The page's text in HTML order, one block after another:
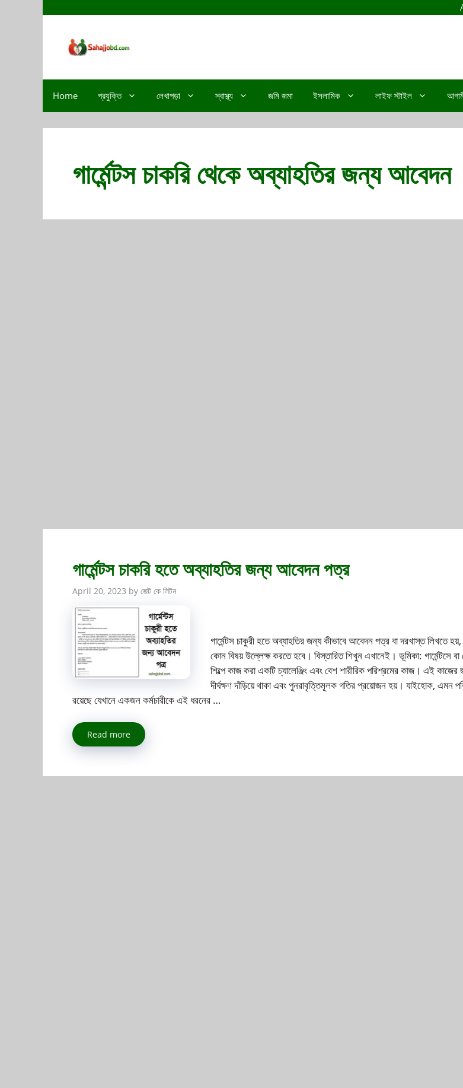
Home প্রযুক্তি লেখাপড়া স্বাস্থ্য জমি জমা ইসলামিক লাইফ স্টাইল
গার্মেন্টস চাকরি থেকে অব্যাহতির জন্য আবেদন
গার্মেন্টস চাকরি হতে অব্যাহতির জন্য আবেদন পত্র
April 20, 2023 by জেট কে লিটন
গার্মেন্টস চাকুরী হতে অব্যাহতির জন্য কীভাবে আবেদন পত্র বা দরখাস্ত লিখতে
কোন বিষয় উল্লেক্ষ করতে হবে। বিস্তারিত শিখুন এখানেই। ভূমিকা: গার্মেন্টসে
শিল্পে কাজ করা একটি চ্যালেঞ্জিং এবং বেশ শারীরিক পরিশ্রমের কাজ। এই
দীর্ঘক্ষণ দাঁড়িয়ে থাকা এবং পুনরাবৃত্তিমূলক গতির প্রয়োজন হয়। যাইহোক, এমন
রয়েছে যেখানে একজন কর্মচারীকে এই ধরনের …
Read more